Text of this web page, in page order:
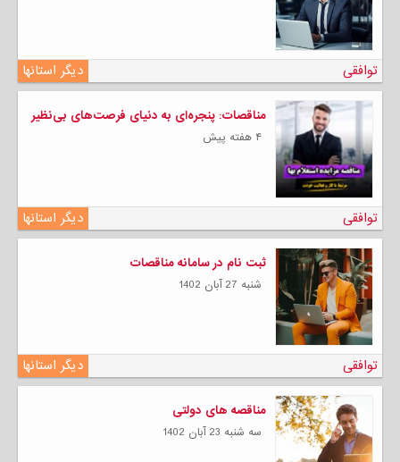
دیگر استانها توافقی
مناقصات: پنجره‌ای به دنیای فرصت‌های بی‌نظیر
۴ هفته پیش
دیگر استانها توافقی
ثبت نام در سامانه مناقصات
شنبه 27 آبان 1402
دیگر استانها توافقی
مناقصه های دولتی
سه شنبه 23 آبان 1402